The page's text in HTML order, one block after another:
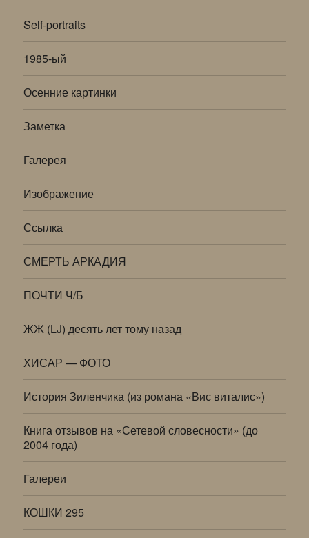
Self-portraits
1985-ый
Осенние картинки
Заметка
Галерея
Изображение
Ссылка
СМЕРТЬ АРКАДИЯ
ПОЧТИ Ч/Б
ЖЖ (LJ) десять лет тому назад
ХИСАР — ФОТО
История Зиленчика (из романа «Вис виталис»)
Книга отзывов на «Сетевой словесности» (до
2004 года)
Галереи
КОШКИ 295